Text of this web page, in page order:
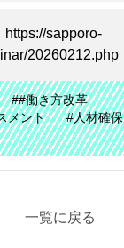
https://sapporo-
20260212.php
##働き方改革
メント
#人材確保
一覧に戻る